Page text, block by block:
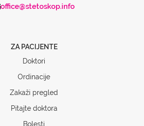
office@stetoskop.info
ZA PACIJENTE
Doktori
Ordinacije
Zakaži pregled
Pitajte doktora
Bolesti